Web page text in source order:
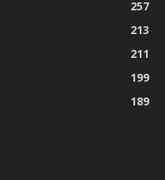
257
213
211
199
189